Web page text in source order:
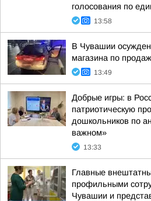
голосования по
13:58
В Чувашии осужден
магазина по
13:49
Добрые игры: в
патриотическую
дошкольников по
важном»
13:33
Главные
профильными
Чувашии и